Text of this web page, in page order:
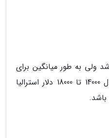
ولی به طور میانگین برای
دانشجویان خارجی هر نیمسال 14000 تا 18000 دلار استرالیا